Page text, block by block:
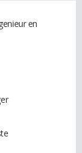
en